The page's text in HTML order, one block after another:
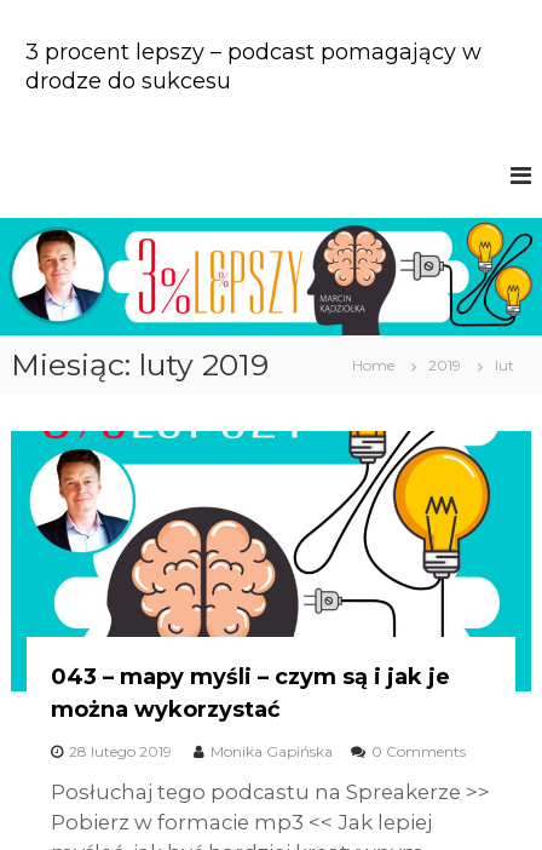
n
e
n
3 procent lepszy – podcast pomagający w
drodze do sukcesu
Miesiąc: luty 2019 Home 2019 lut
043 – mapy myśli – czym są i jak je
można wykorzystać
28 lutego 2019 Monika Gapińska 0 Comments
Posłuchaj tego podcastu na Spreakerze >>
Pobierz w formacie mp3 << Jak lepiej